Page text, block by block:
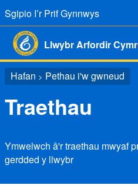
Sgipio I’r Prif Gynnwys
Llwybr Arfordir
Hafan > Pethau i'w gwneud
Traethau
Ymwelwch â'r traethau mwyaf
gerdded y llwybr